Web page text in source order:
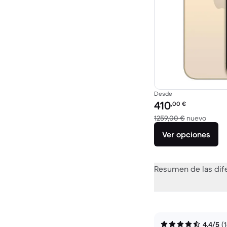
Desde
Precio reacondicionado:
410,00 €
1259,00 € nuevoEl
Ver opciones
Resumen de las
4,4/5